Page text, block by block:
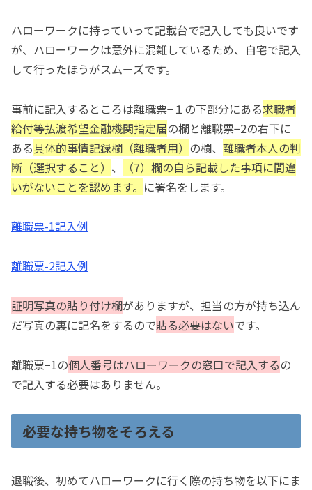
ハローワークに持っていって記載台で記入しても良いです
が、ハローワークは意外に混雑しているため、自宅で記入
して行ったほうがスムーズです。
事前に記入するところは離職票−１の下部分にある求職者
給付等払渡希望金融機関指定届の欄と離職票−2の右下に
ある具体的事情記録欄（離職者用） の欄、 離職者本人の判
断（選択すること） 、
（7）欄の自ら記載した事項に間違
いがないことを認めます。 に署名をします。
離職票-1記入例
離職票-2記入例
証明写真の貼り付け欄がありますが、担当の方が持ち込ん
だ写真の裏に記名をするので貼る必要はないです。
離職票−1の個人番号はハローワークの窓口で記入するの
で記入する必要はありません。
必要な持ち物をそろえる
退職後、初めてハローワークに行く際の持ち物を以下にま